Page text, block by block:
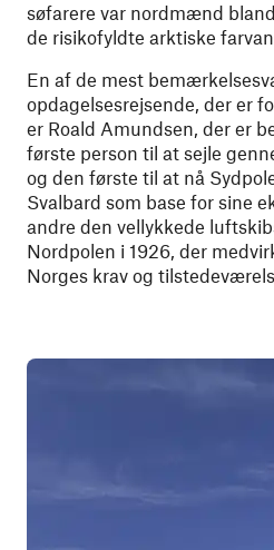
søfarere var nordmænd
de risikofyldte arktiske
En af de mest
opdagelsesrejsende, der er
er Roald Amundsen, der er
første person til at sejle
og den første til at nå
Svalbard som base for sine
andre den vellykkede
Nordpolen i 1926, der
Norges krav og